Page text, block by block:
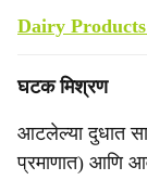
Dairy
घटक मिश्रण
आटलेल्या दुधात
प्रमाणात) आणि